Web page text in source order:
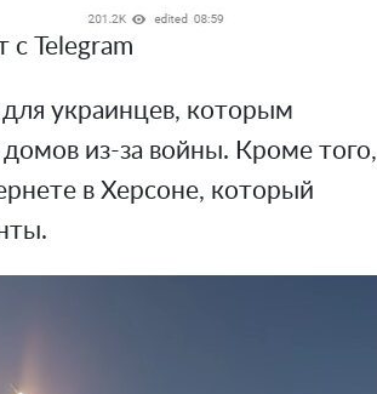
Telegram
для украинцев, которым
из-за войны. Кроме того,
в Херсоне, который